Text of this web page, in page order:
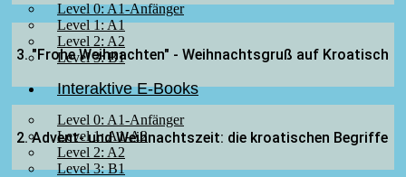
Level 0: A1-Anfänger
Level 1: A1
Level 2: A2
Level 3: B1
Interaktive E-Books
Level 0: A1-Anfänger
Level 1: A1-A2
Level 2: A2
Level 3: B1
3. "Frohe Weihnachten" - Weihnachtsgruß auf Kroatisch
2. Advent- und Weihnachtszeit: die kroatischen Begriffe